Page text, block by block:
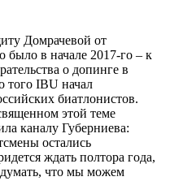
Домрачевой от
было в начале 2017-го – к
о допинге в
того IBU начал
биатлонистов.
этой теме
каналу Губерниева:
остались
ждать полтора года,
что мы можем